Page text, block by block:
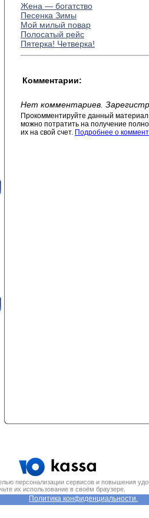
Жена — богатство
Песенка Зимы
Мой милый повар
Полосатый рейс
Пятерка! Четверка!
Комментарии:
Нет комментариев.
Прокомментируйте данный
можно потратить на получение
их на свой счет. Подробнее о
персонализации сервисов и повышения
их использование в своём браузере.
Политика конфиденциальности.